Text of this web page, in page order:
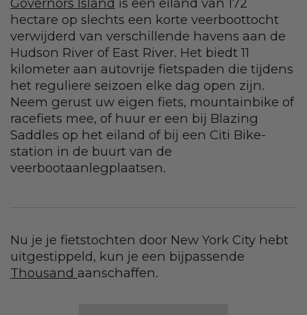
hectare op slechts een korte veerboottocht
verwijderd van verschillende havens aan de
Hudson River of East River. Het biedt 11
kilometer aan autovrije fietspaden die tijdens
het reguliere seizoen elke dag open zijn.
Neem gerust uw eigen fiets, mountainbike of
racefiets mee, of huur er een bij Blazing
Saddles op het eiland of bij een Citi Bike-
station in de buurt van de
veerbootaanlegplaatsen.
Nu je je fietstochten door New York City hebt
uitgestippeld, kun je een bijpassende
Thousand aanschaffen.